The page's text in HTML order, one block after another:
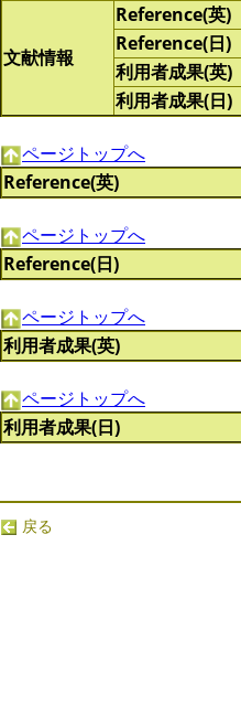
文献情報
Reference(英)
Reference(日)
利用者成果(英)
利用者成果(日)
ページトップへ
Reference(英)
ページトップへ
Reference(日)
ページトップへ
利用者成果(英)
ページトップへ
利用者成果(日)
戻る